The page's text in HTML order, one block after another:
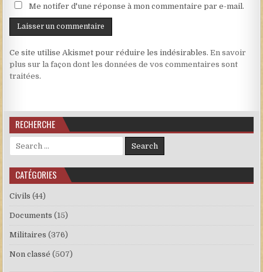
Me notifer d'une réponse à mon commentaire par e-mail.
Ce site utilise Akismet pour réduire les indésirables.En savoir
plus sur la façon dont les données de vos commentaires sont
traitées.
RECHERCHE
Search for:
CATÉGORIES
Civils (44)
Documents (15)
Militaires (376)
Non classé (507)